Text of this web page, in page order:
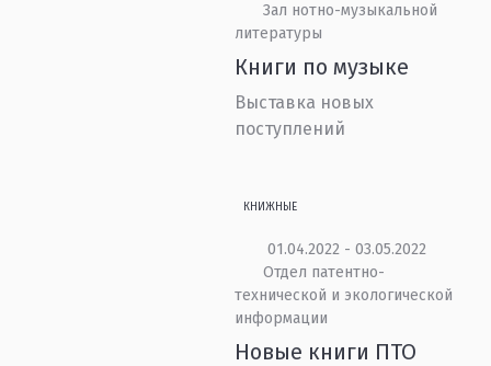
Зал нотно-музыкальной
литературы
Книги по музыке
Выставка новых
поступлений
КНИЖНЫЕ
01.04.2022 - 03.05.2022
Отдел патентно-
технической и экологической
информации
Новые книги ПТО